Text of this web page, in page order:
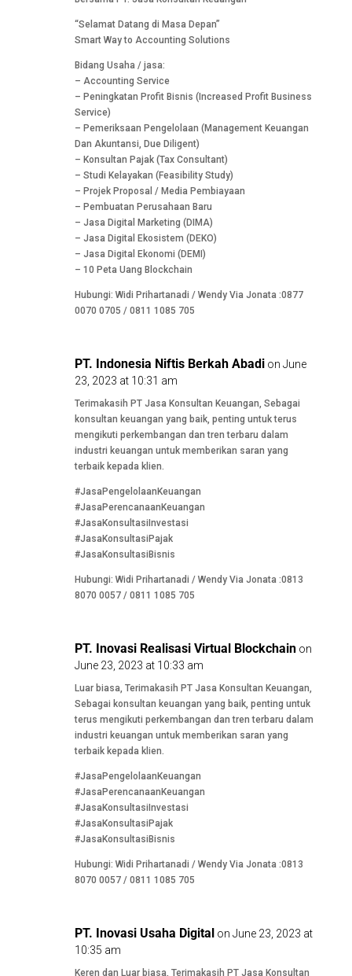
“Selamat Datang di Masa Depan”
Smart Way to Accounting Solutions
Bidang Usaha / jasa:
– Accounting Service
– Peningkatan Profit Bisnis (Increased Profit Business
Service)
– Pemeriksaan Pengelolaan (Management Keuangan
Dan Akuntansi, Due Diligent)
– Konsultan Pajak (Tax Consultant)
– Studi Kelayakan (Feasibility Study)
– Projek Proposal / Media Pembiayaan
– Pembuatan Perusahaan Baru
– Jasa Digital Marketing (DIMA)
– Jasa Digital Ekosistem (DEKO)
– Jasa Digital Ekonomi (DEMI)
– 10 Peta Uang Blockchain
Hubungi: Widi Prihartanadi / Wendy Via Jonata :0877
0070 0705 / 0811 1085 705
PT. Indonesia Niftis Berkah Abadi on June
23, 2023 at 10:31 am
Terimakasih PT Jasa Konsultan Keuangan, Sebagai
konsultan keuangan yang baik, penting untuk terus
mengikuti perkembangan dan tren terbaru dalam
industri keuangan untuk memberikan saran yang
terbaik kepada klien.
#JasaPengelolaanKeuangan
#JasaPerencanaanKeuangan
#JasaKonsultasiInvestasi
#JasaKonsultasiPajak
#JasaKonsultasiBisnis
Hubungi: Widi Prihartanadi / Wendy Via Jonata :0813
8070 0057 / 0811 1085 705
PT. Inovasi Realisasi Virtual Blockchain on
June 23, 2023 at 10:33 am
Luar biasa, Terimakasih PT Jasa Konsultan Keuangan,
Sebagai konsultan keuangan yang baik, penting untuk
terus mengikuti perkembangan dan tren terbaru dalam
industri keuangan untuk memberikan saran yang
terbaik kepada klien.
#JasaPengelolaanKeuangan
#JasaPerencanaanKeuangan
#JasaKonsultasiInvestasi
#JasaKonsultasiPajak
#JasaKonsultasiBisnis
Hubungi: Widi Prihartanadi / Wendy Via Jonata :0813
8070 0057 / 0811 1085 705
PT. Inovasi Usaha Digital on June 23, 2023 at
10:35 am
Keren dan Luar biasa, Terimakasih PT Jasa Konsultan